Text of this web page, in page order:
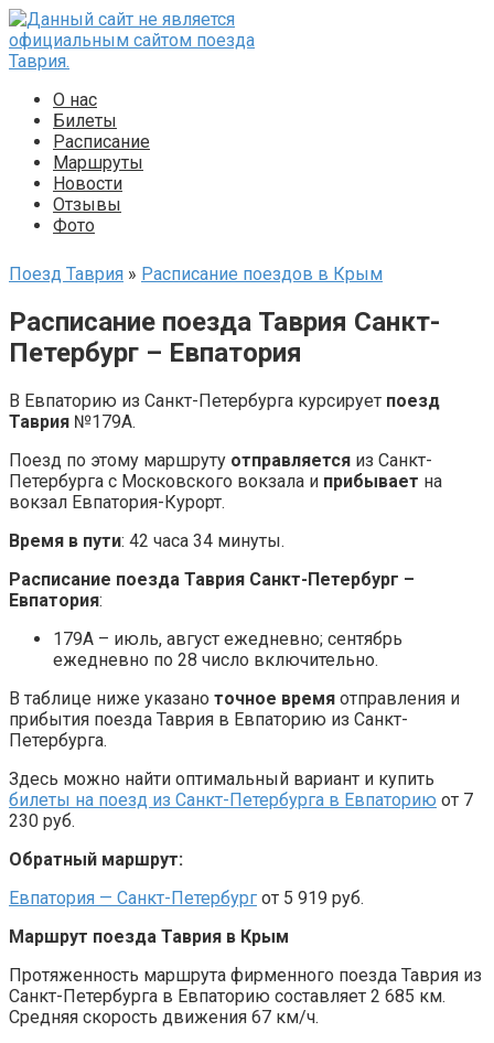
Перейти
к
контенту
О нас
Билеты
Расписание
Маршруты
Новости
Отзывы
Фото
Поезд Таврия » Расписание поездов в Крым
Расписание поезда Таврия Санкт-
Петербург – Евпатория
В Евпаторию из Санкт-Петербурга курсирует поезд
Таврия №179А.
Поезд по этому маршруту отправляется из Санкт-
Петербурга с Московского вокзала и прибывает на
вокзал Евпатория-Курорт.
Время в пути: 42 часа 34 минуты.
Расписание поезда Таврия Санкт-Петербург –
Евпатория:
179А – июль, август ежедневно; сентябрь
ежедневно по 28 число включительно.
В таблице ниже указано точное время отправления и
прибытия поезда Таврия в Евпаторию из Санкт-
Петербурга.
Здесь можно найти оптимальный вариант и купить
билеты на поезд из Санкт-Петербурга в Евпаторию от 7
230 руб.
Обратный маршрут:
Евпатория — Санкт-Петербург от 5 919 руб.
Маршрут поезда Таврия в Крым
Протяженность маршрута фирменного поезда Таврия из
Санкт-Петербурга в Евпаторию составляет 2 685 км.
Средняя скорость движения 67 км/ч.